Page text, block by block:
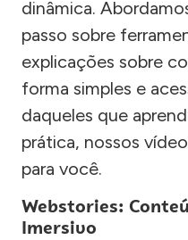
dinâmica.
passo sobre
explicações sobre
forma simples e
daqueles que
prática, nossos
para você.
Webstories:
Imersivo